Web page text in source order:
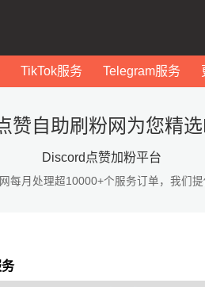
TikTok服务 Telegram服务
赞自助刷粉网为您精
Discord点赞加粉平台
每月处理超10000+个服务订单，我们提